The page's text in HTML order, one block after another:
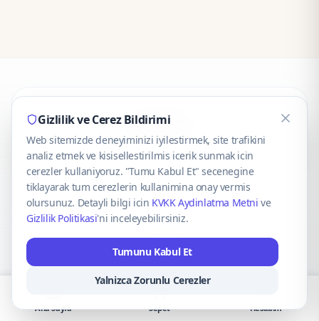
CaseOnn
© 2025 CaseOnn. Tüm hakları saklıdır.
VISA Mastercard
Gizlilik ve Cerez Bildirimi
Web sitemizde deneyiminizi iyilestirmek, site trafikini
analiz etmek ve kisisellestirilmis icerik sunmak icin
cerezler kullaniyoruz. "Tumu Kabul Et" secenegine
tiklayarak tum cerezlerin kullanimina onay vermis
olursunuz. Detayli bilgi icin KVKK Aydinlatma Metni ve
Gizlilik Politikasi'ni inceleyebilirsiniz.
Tumunu Kabul Et
Yalnizca Zorunlu Cerezler
Ana Sayfa Sepet Hesabım